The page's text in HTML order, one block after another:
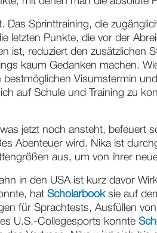
hatte, war die
auch andere
Studentenwohnheim oder im
mit denen man die absolute
Sprinttraining, die
letzten Punkte, die vor der
ist, reduziert den zusätzlichen
Visumstermin
auf Schule und Training zu
jetzt noch ansteht, befeuert
Abenteuer wird. Nika ist
aus, um von ihrer
in den USA ist kurz davor